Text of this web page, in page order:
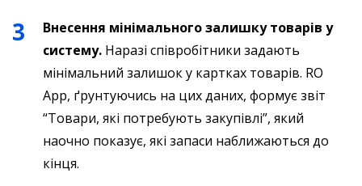
Внесення мінімального залишку товарів у
систему. Наразі співробітники задають
мінімальний залишок у картках товарів. RO
App, ґрунтуючись на цих даних, формує звіт
“Товари, які потребують закупівлі”, який
наочно показує, які запаси наближаються до
кінця.